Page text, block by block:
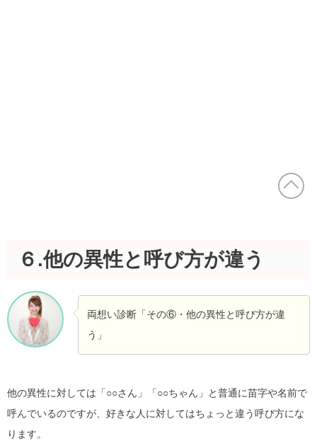
６.他の異性と呼び方が違う
両想い診断「その⑥・他の異性と呼び方が違
う」
他の異性に対しては「○○さん」「○○ちゃん」と普通に苗字や名前で
呼んでいるのですが、好きな人に対してはちょっと違う呼び方にな
ります。